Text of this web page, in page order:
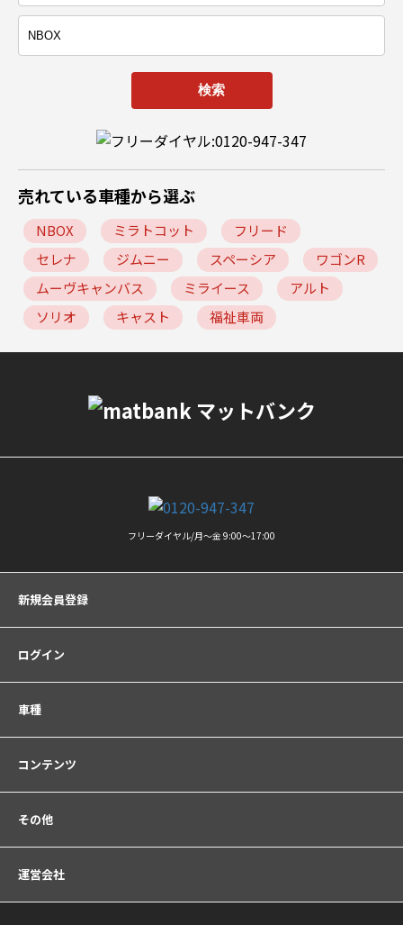
売れている車種から選ぶ
NBOX ミラトコット
フリード
セレナ
ジムニー スペーシア
ワゴンR
ムーヴキャンバス
ミライース
アルト
ソリオ
キャスト 福祉車両
フリーダイヤル/月〜金 9:00〜17:00
新規会員登録
ログイン
車種
コンテンツ
その他
運営会社